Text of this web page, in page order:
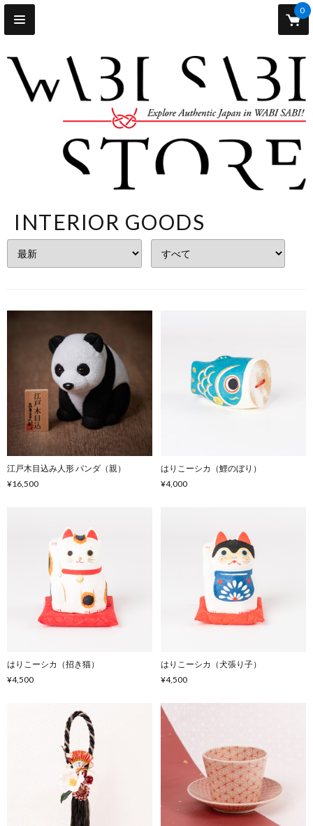
0
INTERIOR GOODS
江戸木目込み人形 パンダ（親）
¥16,500
はりこーシカ（鯉のぼり）
¥4,000
はりこーシカ（招き猫）
¥4,500
はりこーシカ（犬張り子）
¥4,500